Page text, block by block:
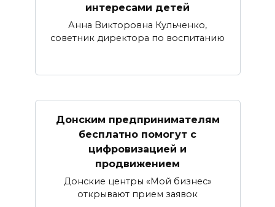
интересами детей
Анна Викторовна Кульченко,
советник директора по воспитанию
Донским предпринимателям
бесплатно помогут с
цифровизацией и
продвижением
Донские центры «Мой бизнес»
открывают прием заявок